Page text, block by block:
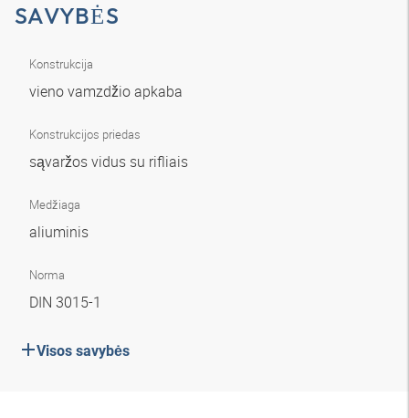
SAVYBĖS
Konstrukcija
vieno vamzdžio apkaba
Konstrukcijos priedas
sąvaržos vidus su rifliais
Medžiaga
aliuminis
Norma
DIN 3015-1
Visos savybės